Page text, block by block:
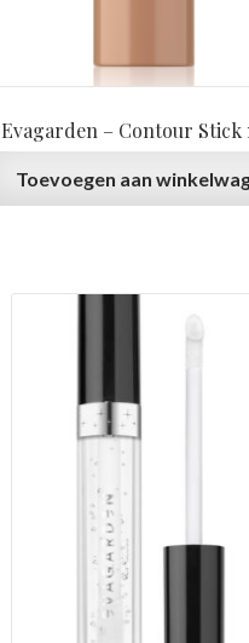
Evagarden – Contour Stick
Toevoegen aan